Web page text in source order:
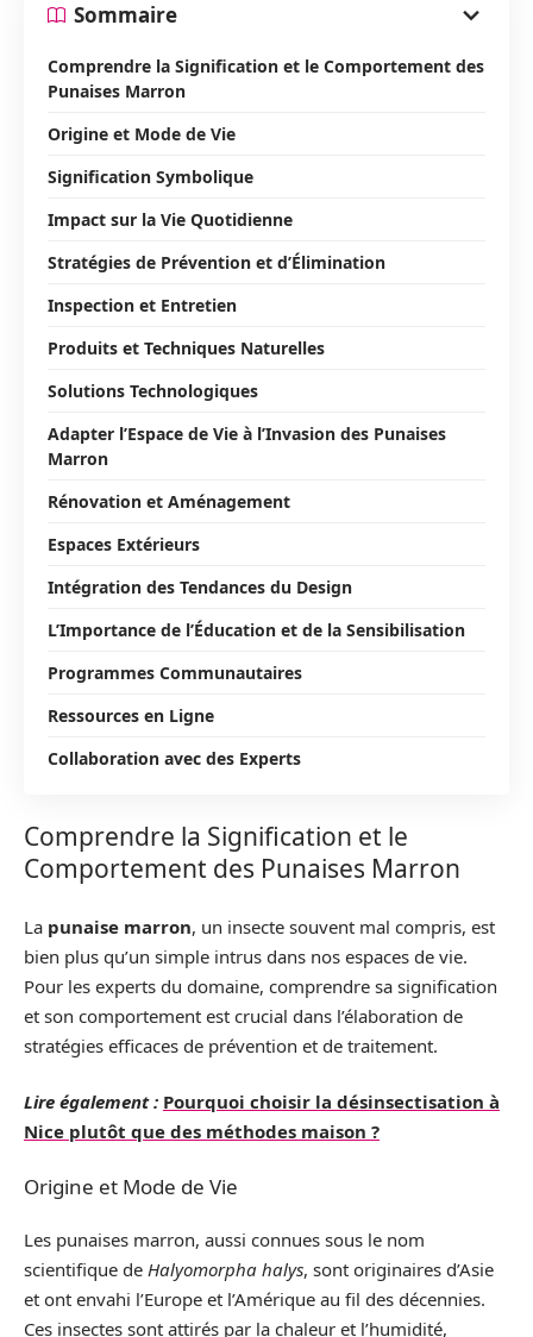
Sommaire
Comprendre la Signification et le Comportement des
Punaises Marron
Origine et Mode de Vie
Signification Symbolique
Impact sur la Vie Quotidienne
Stratégies de Prévention et d’Élimination
Inspection et Entretien
Produits et Techniques Naturelles
Solutions Technologiques
Adapter l’Espace de Vie à l’Invasion des Punaises
Marron
Rénovation et Aménagement
Espaces Extérieurs
Intégration des Tendances du Design
L’Importance de l’Éducation et de la Sensibilisation
Programmes Communautaires
Ressources en Ligne
Collaboration avec des Experts
Comprendre la Signification et le
Comportement des Punaises Marron
La punaise marron, un insecte souvent mal compris, est
bien plus qu’un simple intrus dans nos espaces de vie.
Pour les experts du domaine, comprendre sa signification
et son comportement est crucial dans l’élaboration de
stratégies efficaces de prévention et de traitement.
Lire également : Pourquoi choisir la désinsectisation à
Nice plutôt que des méthodes maison ?
Origine et Mode de Vie
Les punaises marron, aussi connues sous le nom
scientifique de Halyomorpha halys, sont originaires d’Asie
et ont envahi l’Europe et l’Amérique au fil des décennies.
Ces insectes sont attirés par la chaleur et l’humidité,